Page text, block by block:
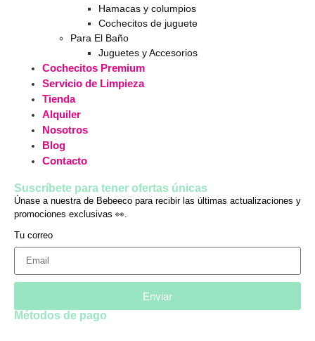
Hamacas y columpios
Cochecitos de juguete
Para El Baño
Juguetes y Accesorios
Cochecitos Premium
Servicio de Limpieza
Tienda
Alquiler
Nosotros
Blog
Contacto
Suscríbete para tener ofertas únicas
Únase a nuestra de Bebeeco para recibir las últimas actualizaciones y
promociones exclusivas 👀.
Tu correo
Enviar
Métodos de pago